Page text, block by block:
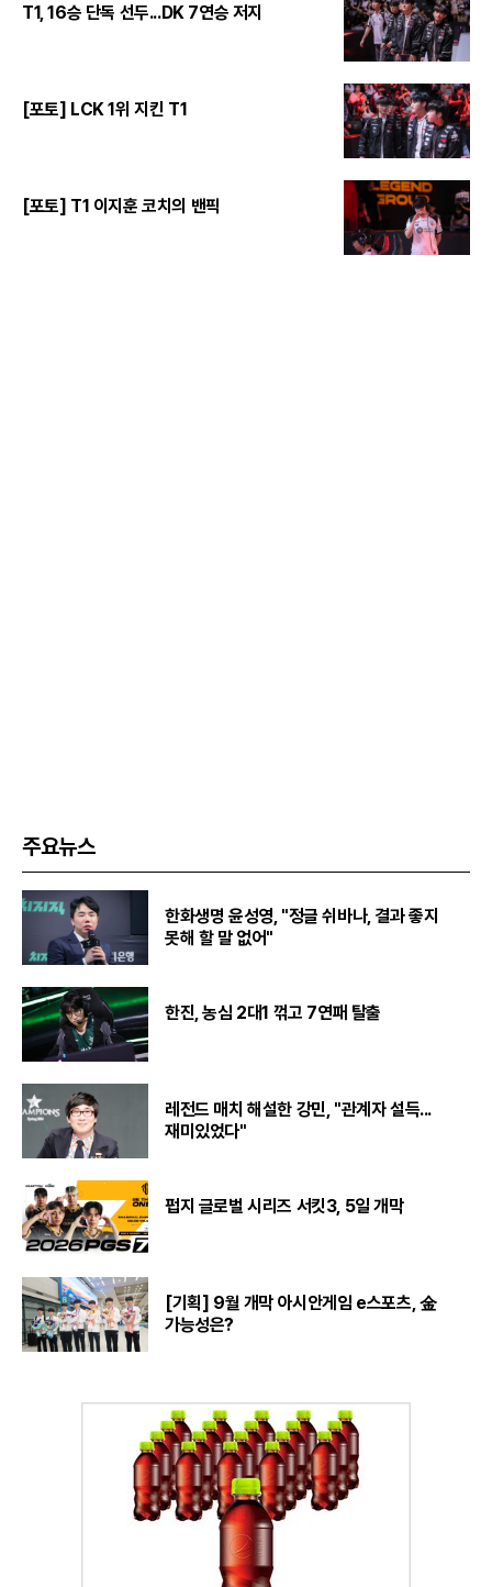
T1, 16승 단독 선두...DK 7연승 저지
[포토] LCK 1위 지킨 T1
[포토] T1 이지훈 코치의 밴픽
주요뉴스
한화생명 윤성영, "정글 쉬바나, 결과 좋지
못해 할 말 없어"
한진, 농심 2대1 꺾고 7연패 탈출
레전드 매치 해설한 강민, "관계자 설득...
재미있었다"
펍지 글로벌 시리즈 서킷3, 5일 개막
[기획] 9월 개막 아시안게임 e스포츠, 金
가능성은?